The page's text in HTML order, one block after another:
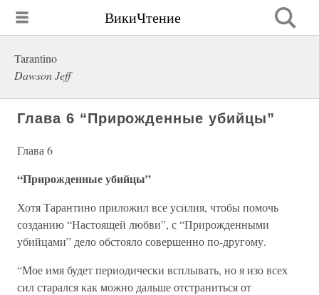
ВикиЧтение
Tarantino
Dawson Jeff
Глава 6 “Прирожденные убийцы”
Глава 6
“Прирожденные убийцы”
Хотя Тарантино приложил все усилия, чтобы помочь
созданию “Настоящей любви”, с “Прирожденными
убийцами” дело обстояло совершенно по-другому.
“Мое имя будет периодически всплывать, но я изо всех
сил старался как можно дальше отстраниться от